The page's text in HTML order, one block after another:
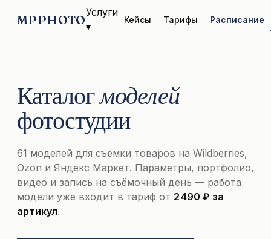
MPPHOTOУслуги
▾
Кейсы Тарифы Расписание
Каталогмоделей
фотостудии
61 моделей для съёмки товаров на Wildberries,
Ozon и Яндекс Маркет. Параметры, портфолио,
видео и запись на съёмочный день — работа
модели уже входит в тариф от 2 490 ₽ за
артикул.